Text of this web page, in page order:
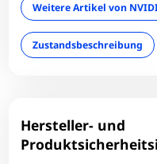
Weitere Artikel von
Zustandsbeschreibung
Hersteller- und